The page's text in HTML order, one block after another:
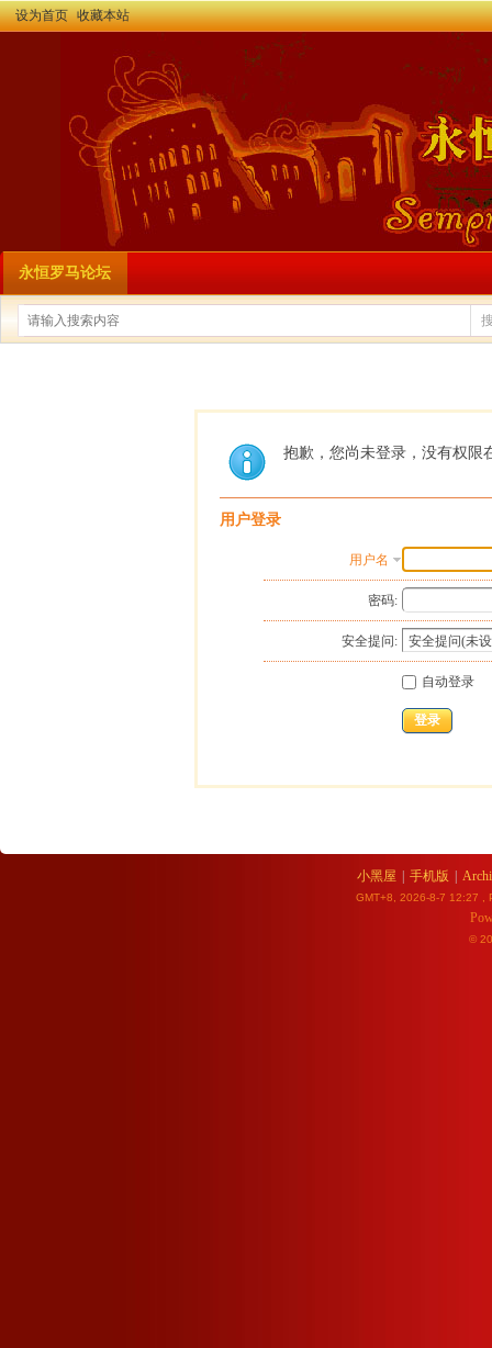
设为首页 收藏本站
永恒罗马论坛
抱歉，您尚未登录，没有权限
用户登录
用户名
密码:
安全提问:
自动登录
登录
小黑屋 手机版
GMT+8, 2026-8-7 12:27 ,
©